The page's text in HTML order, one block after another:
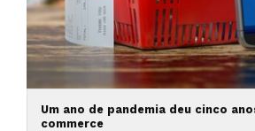
Um ano de pandemia deu cinco
commerce